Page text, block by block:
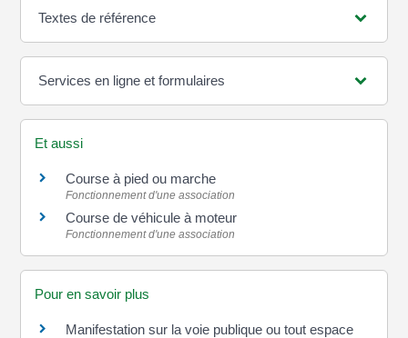
Textes de référence
Services en ligne et formulaires
Et aussi
Course à pied ou marche
Fonctionnement d'une association
Course de véhicule à moteur
Fonctionnement d'une association
Pour en savoir plus
Manifestation sur la voie publique ou tout espace